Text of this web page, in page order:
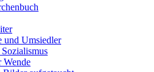
und Umsiedler
Wende